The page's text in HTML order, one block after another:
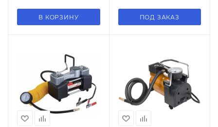
В КОРЗИНУ ПОД ЗАКАЗ